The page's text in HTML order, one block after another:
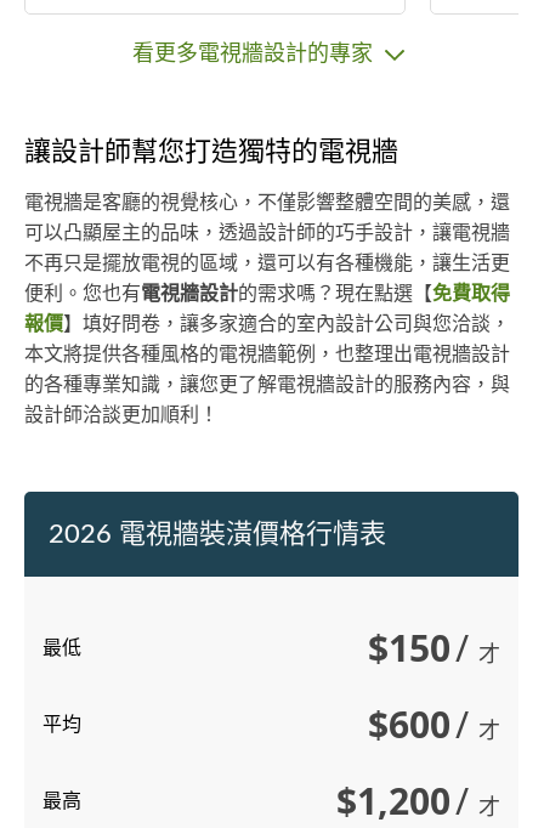
看更多電視牆設計的專家
讓設計師幫您打造獨特的電視牆
電視牆是客廳的視覺核心，不僅影響整體空間的美感，還
可以凸顯屋主的品味，透過設計師的巧手設計，讓電視牆
不再只是擺放電視的區域，還可以有各種機能，讓生活更
便利。您也有電視牆設計的需求嗎？現在點選【免費取得
報價】填好問卷，讓多家適合的室內設計公司與您洽談，
本文將提供各種風格的電視牆範例，也整理出電視牆設計
的各種專業知識，讓您更了解電視牆設計的服務內容，與
設計師洽談更加順利！
2026 電視牆裝潢價格行情表
最低 $150/ 才
平均 $600/ 才
最高 $1,200/ 才